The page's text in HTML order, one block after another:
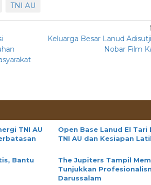
TNI AU
Keluarga Besar Lanud
Nobar Film
TNI AU
Open Base Lanud El
TNI AU dan Kesiapan
Bantu
The Jupiters Tampil
Tunjukkan
Darussalam